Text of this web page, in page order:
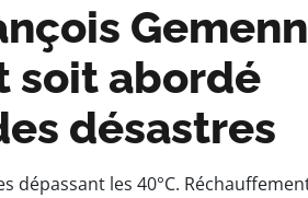
soit abordé
désastres
dépassant les 40°C.